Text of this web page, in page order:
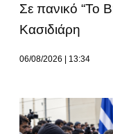
Σε πανικό “Το
Κασιδιάρη
06/08/2026 13:34